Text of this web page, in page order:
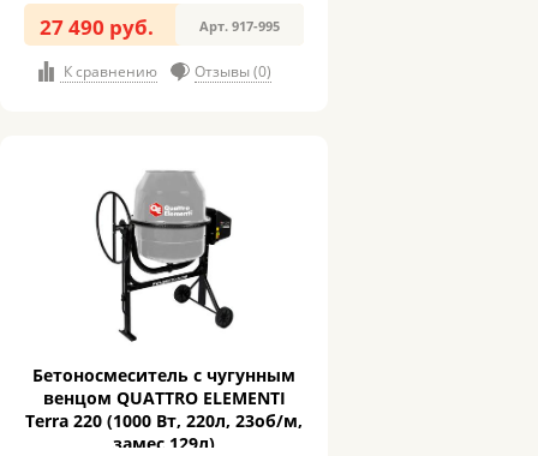
27 490 руб. Арт. 917-995
К сравнению Отзывы (0)
Бетоносмеситель с чугунным
венцом QUATTRO ELEMENTI
Terra 220 (1000 Вт, 220л, 23об/м,
замес 129л)